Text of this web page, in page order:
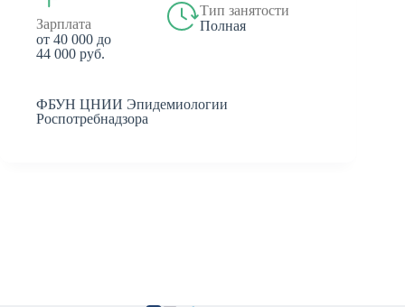
Зарплата
от 40 000 до
44 000 руб.
Тип занятости
Полная
ФБУН ЦНИИ Эпидемиологии
Роспотребнадзора